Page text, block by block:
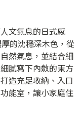
文氣息的日式感
的沈穩深木色，從
然氣息，並結合細
膩寫下內斂的東方
造充足收納、入口
能室，讓小家庭住